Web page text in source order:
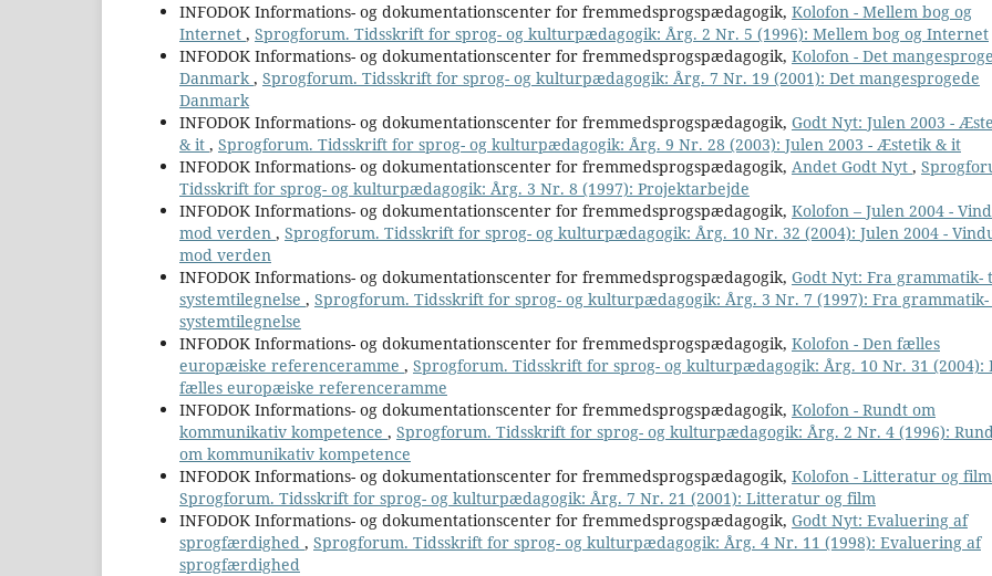
INFODOK Informations- og dokumentationscenter for fremmedsprogspædagogik, Kolofon - Mellem bog og
Internet , Sprogforum. Tidsskrift for sprog- og kulturpædagogik: Årg. 2 Nr. 5 (1996): Mellem bog og Internet
INFODOK Informations- og dokumentationscenter for fremmedsprogspædagogik, Kolofon - Det
Danmark , Sprogforum. Tidsskrift for sprog- og kulturpædagogik: Årg. 7 Nr. 19 (2001): Det mangesprogede
Danmark
INFODOK Informations- og dokumentationscenter for fremmedsprogspædagogik, Godt Nyt: Julen 2003 -
& it , Sprogforum. Tidsskrift for sprog- og kulturpædagogik: Årg. 9 Nr. 28 (2003): Julen 2003 - Æstetik & it
INFODOK Informations- og dokumentationscenter for fremmedsprogspædagogik, Andet Godt Nyt ,
Tidsskrift for sprog- og kulturpædagogik: Årg. 3 Nr. 8 (1997): Projektarbejde
INFODOK Informations- og dokumentationscenter for fremmedsprogspædagogik, Kolofon – Julen 2004 -
mod verden , Sprogforum. Tidsskrift for sprog- og kulturpædagogik: Årg. 10 Nr. 32 (2004): Julen 2004 -
mod verden
INFODOK Informations- og dokumentationscenter for fremmedsprogspædagogik, Godt Nyt: Fra grammatik-
systemtilegnelse , Sprogforum. Tidsskrift for sprog- og kulturpædagogik: Årg. 3 Nr. 7 (1997): Fra
systemtilegnelse
INFODOK Informations- og dokumentationscenter for fremmedsprogspædagogik, Kolofon - Den fælles
europæiske referenceramme , Sprogforum. Tidsskrift for sprog- og kulturpædagogik: Årg. 10 Nr. 31 (2004):
fælles europæiske referenceramme
INFODOK Informations- og dokumentationscenter for fremmedsprogspædagogik, Kolofon - Rundt om
kommunikativ kompetence , Sprogforum. Tidsskrift for sprog- og kulturpædagogik: Årg. 2 Nr. 4 (1996):
om kommunikativ kompetence
INFODOK Informations- og dokumentationscenter for fremmedsprogspædagogik, Kolofon - Litteratur og
Sprogforum. Tidsskrift for sprog- og kulturpædagogik: Årg. 7 Nr. 21 (2001): Litteratur og film
INFODOK Informations- og dokumentationscenter for fremmedsprogspædagogik, Godt Nyt: Evaluering af
sprogfærdighed , Sprogforum. Tidsskrift for sprog- og kulturpædagogik: Årg. 4 Nr. 11 (1998): Evaluering af
sprogfærdighed